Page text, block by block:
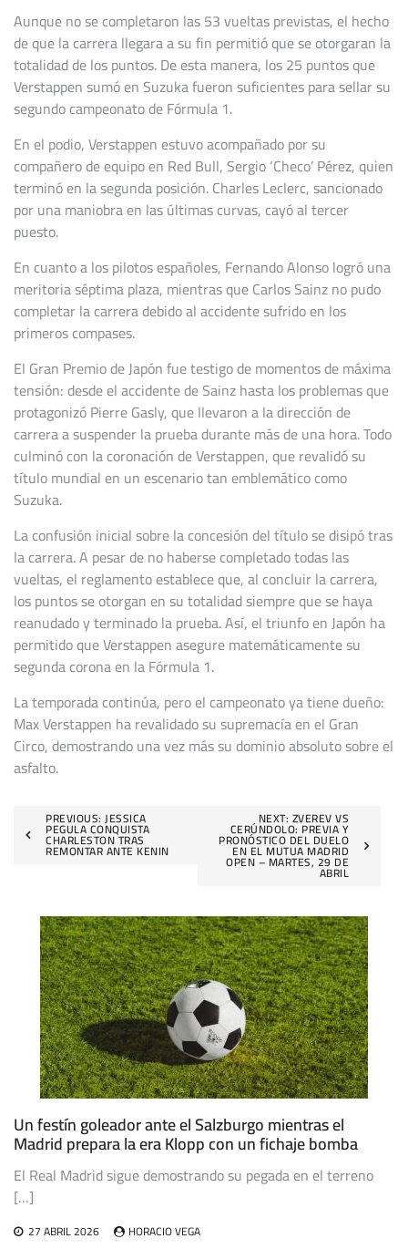
Aunque no se completaron las 53 vueltas previstas, el hecho
de que la carrera llegara a su fin permitió que se otorgaran la
totalidad de los puntos. De esta manera, los 25 puntos que
Verstappen sumó en Suzuka fueron suficientes para sellar su
segundo campeonato de Fórmula 1.
En el podio, Verstappen estuvo acompañado por su
compañero de equipo en Red Bull, Sergio ‘Checo’ Pérez, quien
terminó en la segunda posición. Charles Leclerc, sancionado
por una maniobra en las últimas curvas, cayó al tercer
puesto.
En cuanto a los pilotos españoles, Fernando Alonso logró una
meritoria séptima plaza, mientras que Carlos Sainz no pudo
completar la carrera debido al accidente sufrido en los
primeros compases.
El Gran Premio de Japón fue testigo de momentos de máxima
tensión: desde el accidente de Sainz hasta los problemas que
protagonizó Pierre Gasly, que llevaron a la dirección de
carrera a suspender la prueba durante más de una hora. Todo
culminó con la coronación de Verstappen, que revalidó su
título mundial en un escenario tan emblemático como
Suzuka.
La confusión inicial sobre la concesión del título se disipó tras
la carrera. A pesar de no haberse completado todas las
vueltas, el reglamento establece que, al concluir la carrera,
los puntos se otorgan en su totalidad siempre que se haya
reanudado y terminado la prueba. Así, el triunfo en Japón ha
permitido que Verstappen asegure matemáticamente su
segunda corona en la Fórmula 1.
La temporada continúa, pero el campeonato ya tiene dueño:
Max Verstappen ha revalidado su supremacía en el Gran
Circo, demostrando una vez más su dominio absoluto sobre el
asfalto.
Navegación
PREVIOUS: JESSICA
PEGULA CONQUISTA
CHARLESTON TRAS
REMONTAR ANTE KENIN
NEXT: ZVEREV VS
CERÚNDOLO: PREVIA Y
PRONÓSTICO DEL DUELO
EN EL MUTUA MADRID
OPEN – MARTES, 29 DE
ABRIL
Un festín goleador ante el Salzburgo mientras el
Madrid prepara la era Klopp con un fichaje bomba
El Real Madrid sigue demostrando su pegada en el terreno
[…]
27 ABRIL 2026 HORACIO VEGA